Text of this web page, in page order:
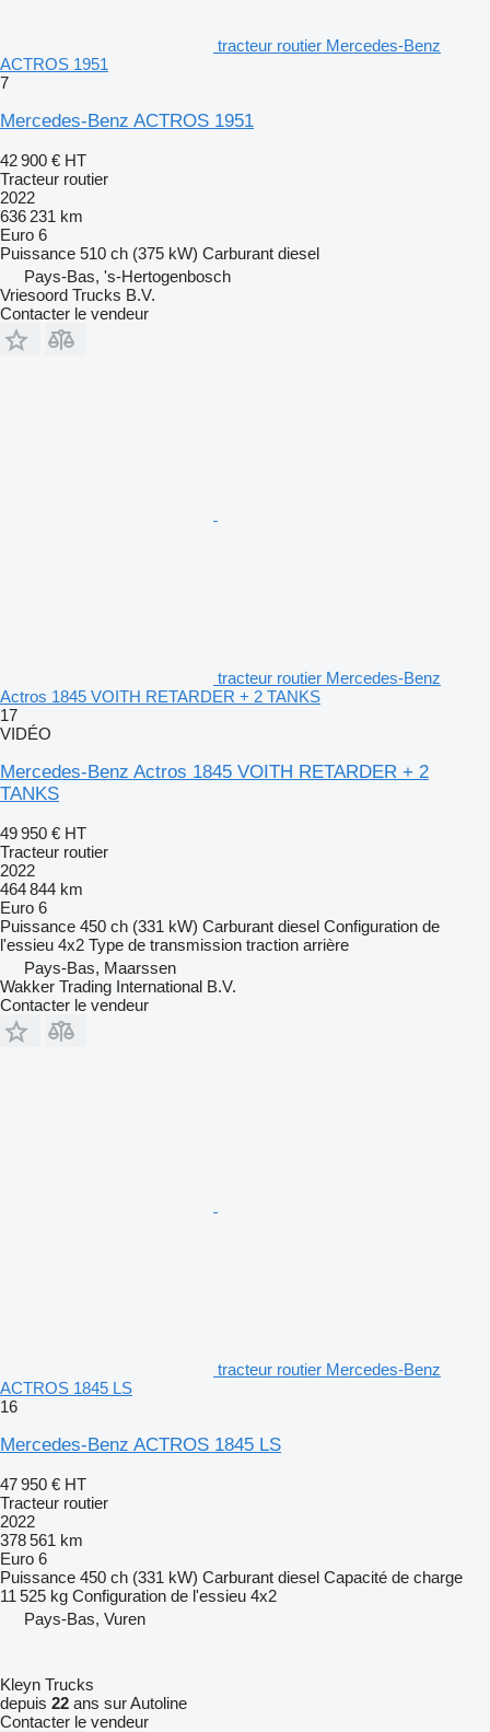
tracteur routier Mercedes-Benz
ACTROS 1951
7
Mercedes-Benz ACTROS 1951
42 900 € HT
Tracteur routier
2022
636 231 km
Euro 6
Puissance 510 ch (375 kW) Carburant diesel
Pays-Bas, 's-Hertogenbosch
Vriesoord Trucks B.V.
Contacter le vendeur
tracteur routier Mercedes-Benz
Actros 1845 VOITH RETARDER + 2 TANKS
17
VIDÉO
Mercedes-Benz Actros 1845 VOITH RETARDER + 2
TANKS
49 950 € HT
Tracteur routier
2022
464 844 km
Euro 6
Puissance 450 ch (331 kW) Carburant diesel Configuration de
l'essieu 4x2 Type de transmission traction arrière
Pays-Bas, Maarssen
Wakker Trading International B.V.
Contacter le vendeur
tracteur routier Mercedes-Benz
ACTROS 1845 LS
16
Mercedes-Benz ACTROS 1845 LS
47 950 € HT
Tracteur routier
2022
378 561 km
Euro 6
Puissance 450 ch (331 kW) Carburant diesel Capacité de charge
11 525 kg Configuration de l'essieu 4x2
Pays-Bas, Vuren
Kleyn Trucks
depuis 22 ans sur Autoline
Contacter le vendeur